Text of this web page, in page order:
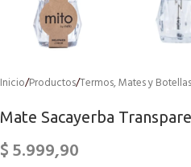
Inicio/Productos/Termos, Mates y Botellas
Mate Sacayerba
$5.999,90